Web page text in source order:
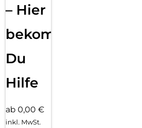
– Hier
bekommst
Du
Hilfe
ab 0,00 €
inkl. MwSt.